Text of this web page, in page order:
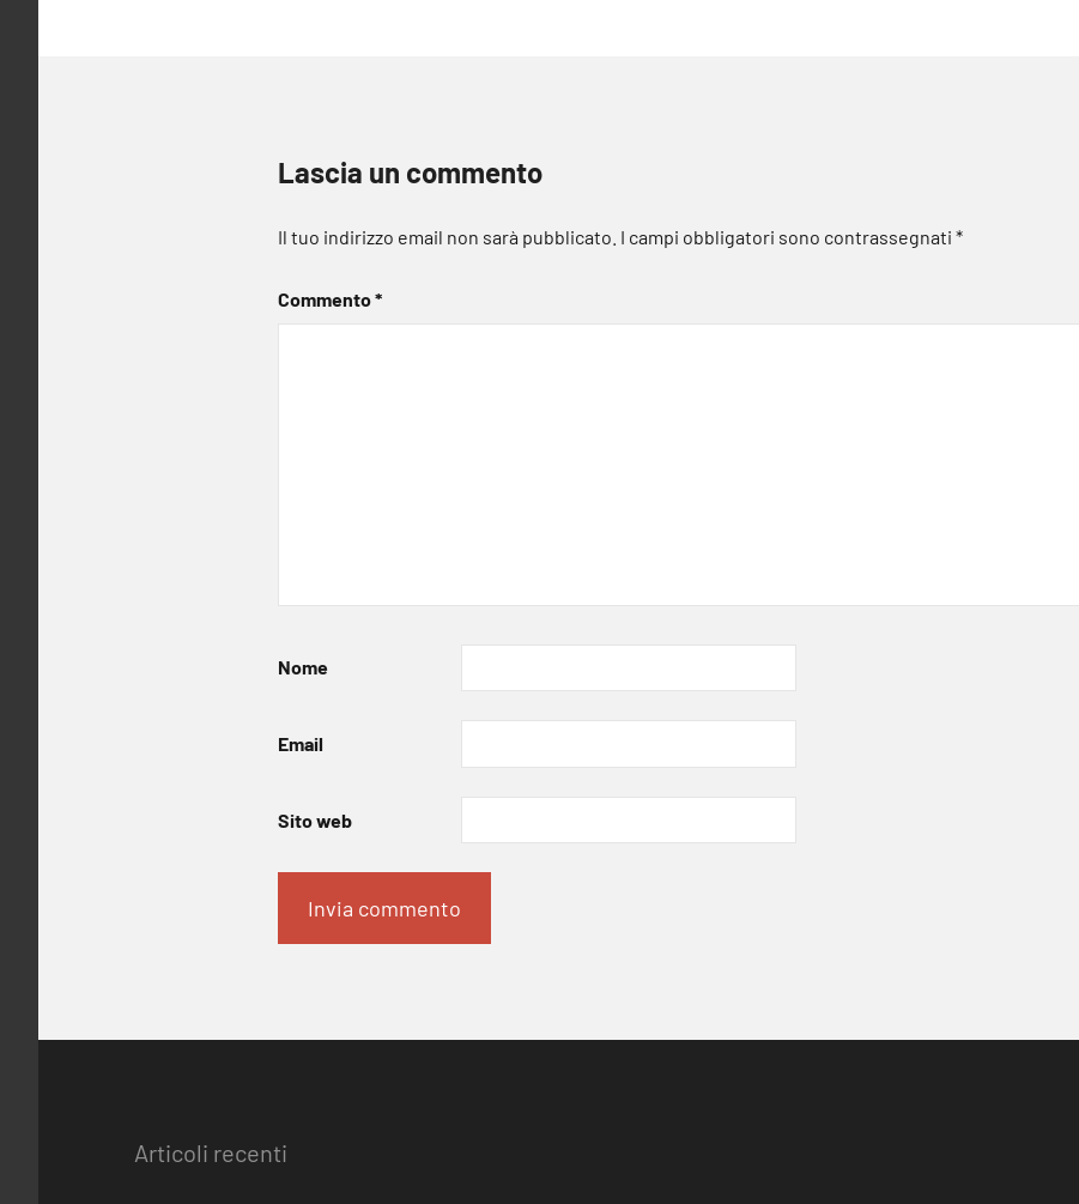
Lascia un commento
Il tuo indirizzo email non sarà pubblicato. I campi obbligatori sono contrassegnati *
Commento*
Nome
Email
Sito web
Articoli recenti